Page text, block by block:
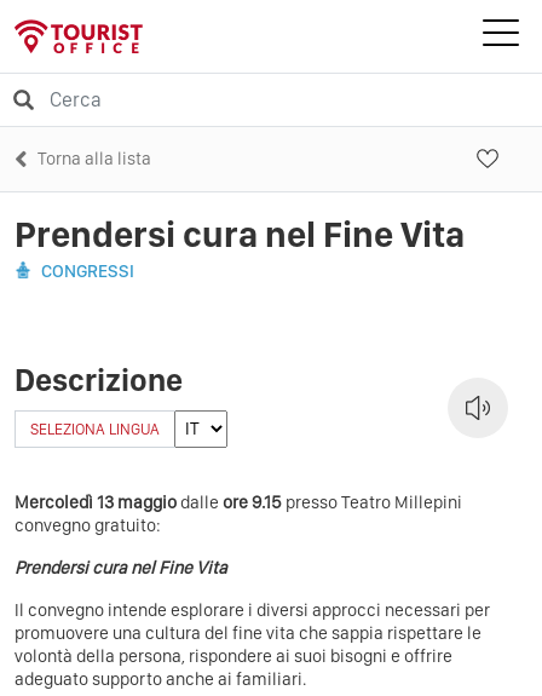
Torna alla lista
Prendersi cura nel Fine Vita
CONGRESSI
Descrizione
SELEZIONA LINGUA
Mercoledì 13 maggiodalle ore 9.15 presso Teatro Millepini
convegno gratuito:
Prendersi cura nel Fine Vita
Il convegno intende esplorare i diversi approcci necessari per
promuovere una cultura del fine vita che sappia rispettare le
volontà della persona, rispondere ai suoi bisogni e offrire
adeguato supporto anche ai familiari.